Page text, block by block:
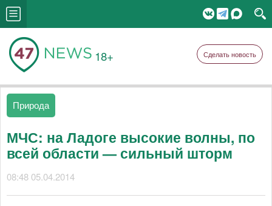
18+ Сделать новость
Природа
МЧС: на Ладоге высокие волны, по
всей области — сильный шторм
08:48 05.04.2014